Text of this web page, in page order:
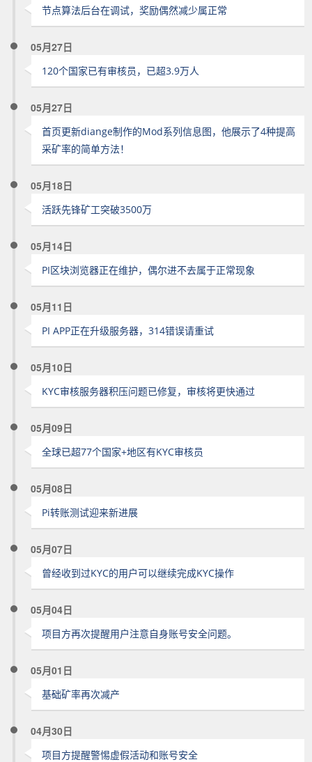
节点算法后台在调试，奖励偶然减少属正常
05月27日
120个国家已有审核员，已超3.9万人
05月27日
首页更新diange制作的Mod系列信息图，他展示了4种提高
采矿率的简单方法！
05月18日
活跃先锋矿工突破3500万
05月14日
PI区块浏览器正在维护，偶尔进不去属于正常现象
05月11日
PI APP正在升级服务器，314错误请重试
05月10日
KYC审核服务器积压问题已修复，审核将更快通过
05月09日
全球已超77个国家+地区有KYC审核员
05月08日
Pi转账测试迎来新进展
05月07日
曾经收到过KYC的用户可以继续完成KYC操作
05月04日
项目方再次提醒用户注意自身账号安全问题。
05月01日
基础矿率再次减产
04月30日
项目方提醒警惕虚假活动和账号安全